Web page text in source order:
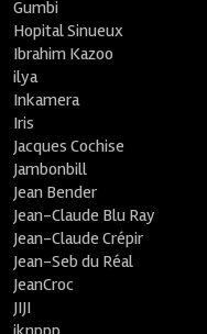
Gumbi
Hopital Sinueux
Ibrahim Kazoo
ilya
Inkamera
Iris
Jacques Cochise
Jambonbill
Jean Bender
Jean-Claude Blu Ray
Jean-Claude Crépir
Jean-Seb du Réal
JeanCroc
JIJI